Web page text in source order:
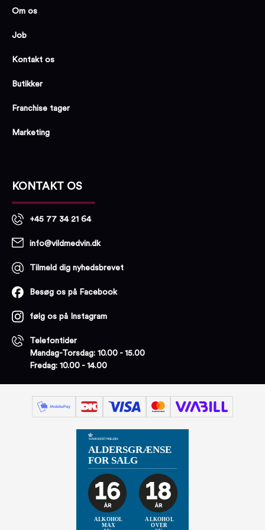
Om os
Job
Kontakt os
Butikker
Franchise tager
Marketing
KONTAKT OS
+45 77 34 21 64
info@vildmedvin.dk
Tilmeld dig nyhedsbrevet
Besøg os på Facebook
følg os på Instagram
Telefontider
Mandag-Torsdag: 10.00 - 15.00
Fredag: 10.00 - 14.00